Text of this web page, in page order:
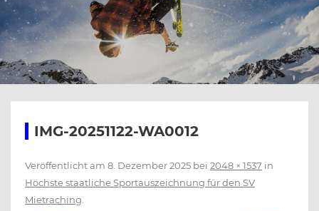
IMG-20251122-WA0012
Veröffentlicht am 8. Dezember 2025 bei 2048 × 1537 in
Höchste staatliche Sportauszeichnung für den SV
Mietraching